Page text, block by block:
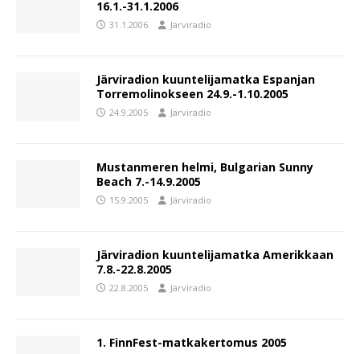
16.1.-31.1.2006
31.1.2006 Järviradio
Järviradion kuuntelijamatka Espanjan
Torremolinokseen 24.9.-1.10.2005
24.9.2005 Järviradio
Mustanmeren helmi, Bulgarian Sunny
Beach 7.-14.9.2005
15.9.2005 Järviradio
Järviradion kuuntelijamatka Amerikkaan
7.8.-22.8.2005
22.8.2005 Järviradio
1. FinnFest-matkakertomus 2005